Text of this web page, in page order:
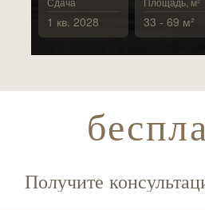
33 - 69 м²
1 кв. 2028
Получите